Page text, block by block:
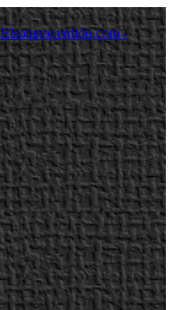
Elsotanoperdido.com -